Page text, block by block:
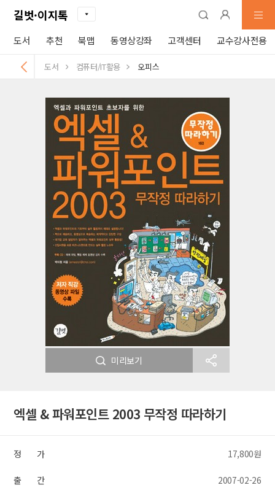
길벗·이지톡
도서 추천 북맵 동영상강좌 고객센터 교수강사전용
도서 컴퓨터/IT활용 오피스
미리보기
엑셀 & 파워포인트 2003 무작정 따라하기
정 가 17,800원
출 간 2007-02-26